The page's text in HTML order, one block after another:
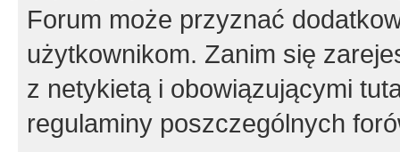
Forum może przyznać
użytkownikom. Zanim się
z netykietą i obowiązującymi
regulaminy poszczególnych